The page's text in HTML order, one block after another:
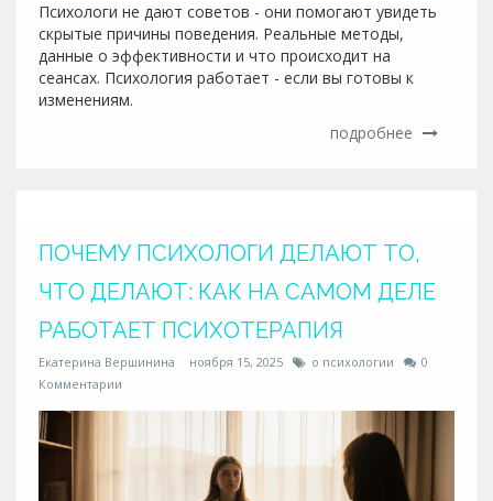
Психологи не дают советов - они помогают увидеть
скрытые причины поведения. Реальные методы,
данные о эффективности и что происходит на
сеансах. Психология работает - если вы готовы к
изменениям.
подробнее
ПОЧЕМУ ПСИХОЛОГИ ДЕЛАЮТ ТО,
ЧТО ДЕЛАЮТ: КАК НА САМОМ ДЕЛЕ
РАБОТАЕТ ПСИХОТЕРАПИЯ
Екатерина Вершинина ноября 15, 2025 о психологии
0
Комментарии